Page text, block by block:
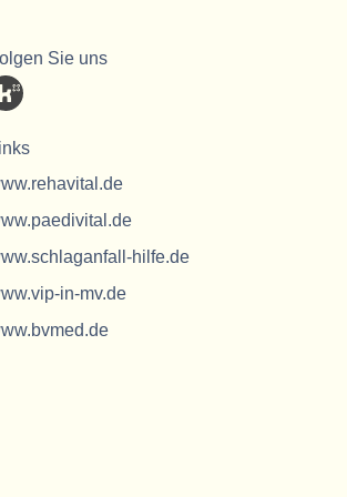
Sie uns
hilfe.de
in-mv.de